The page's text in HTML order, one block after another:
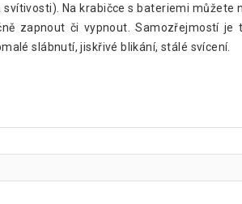
Na krabičce s bateriemi
zapnout či vypnout. Samozřejmostí
slábnutí, jiskřivé blikání, stálé svícení.